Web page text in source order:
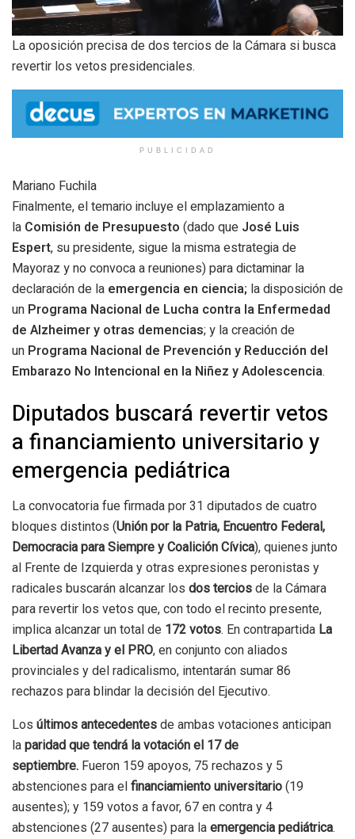
La oposición precisa de dos tercios de la Cámara si busca
revertir los vetos presidenciales.
PUBLICIDAD
Mariano Fuchila
Finalmente, el temario incluye el emplazamiento a
la Comisión de Presupuesto (dado que José Luis
Espert, su presidente, sigue la misma estrategia de
Mayoraz y no convoca a reuniones) para dictaminar la
declaración de la emergencia en ciencia; la disposición de
un Programa Nacional de Lucha contra la Enfermedad
de Alzheimer y otras demencias; y la creación de
un Programa Nacional de Prevención y Reducción del
Embarazo No Intencional en la Niñez y Adolescencia.
Diputados buscará revertir vetos
a financiamiento universitario y
emergencia pediátrica
La convocatoria fue firmada por 31 diputados de cuatro
bloques distintos (Unión por la Patria, Encuentro Federal,
Democracia para Siempre y Coalición Cívica), quienes junto
al Frente de Izquierda y otras expresiones peronistas y
radicales buscarán alcanzar los dos tercios de la Cámara
para revertir los vetos que, con todo el recinto presente,
implica alcanzar un total de 172 votos. En contrapartida La
Libertad Avanza y el PRO, en conjunto con aliados
provinciales y del radicalismo, intentarán sumar 86
rechazos para blindar la decisión del Ejecutivo.
Los últimos antecedentes de ambas votaciones anticipan
la paridad que tendrá la votación el 17 de
septiembre. Fueron 159 apoyos, 75 rechazos y 5
abstenciones para el financiamiento universitario (19
ausentes); y 159 votos a favor, 67 en contra y 4
abstenciones (27 ausentes) para la emergencia pediátrica.